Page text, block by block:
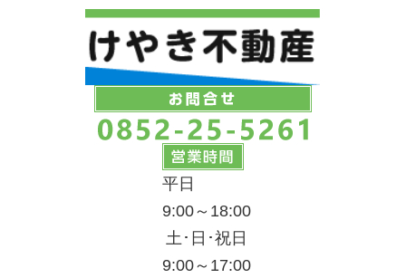
平日
9:00～18:00
土･日･祝日
9:00～17:00